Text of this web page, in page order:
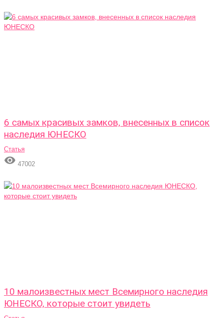
6 самых красивых замков, внесенных в список
наследия ЮНЕСКО
Статья
 47002
10 малоизвестных мест Всемирного наследия
ЮНЕСКО, которые стоит увидеть